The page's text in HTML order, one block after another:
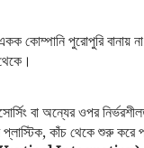
কোম্পানি পুরোপুরি বানায়
বা অন্যের ওপর
কাঁচ থেকে শুরু করে